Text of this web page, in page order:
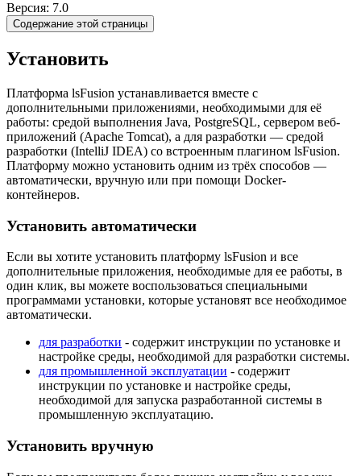
Версия: 7.0
Содержание этой страницы
Установить
Платформа lsFusion устанавливается вместе с
дополнительными приложениями, необходимыми для её
работы: средой выполнения Java, PostgreSQL, сервером веб-
приложений (Apache Tomcat), а для разработки — средой
разработки (IntelliJ IDEA) со встроенным плагином lsFusion.
Платформу можно установить одним из трёх способов —
автоматически, вручную или при помощи Docker-
контейнеров.
Установить автоматически
Если вы хотите установить платформу lsFusion и все
дополнительные приложения, необходимые для ее работы, в
один клик, вы можете воспользоваться специальными
программами установки, которые установят все необходимое
автоматически.
для разработки - содержит инструкции по установке и
настройке среды, необходимой для разработки системы.
для промышленной эксплуатации - содержит
инструкции по установке и настройке среды,
необходимой для запуска разработанной системы в
промышленную эксплуатацию.
Установить вручную